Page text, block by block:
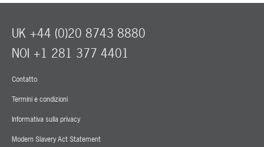
Contatto
Termini e condizioni
Informativa sulla privacy
Modern Slavery Act Statement
UK +44 (0)20 8743 8880
NOI +1 281 377 4401